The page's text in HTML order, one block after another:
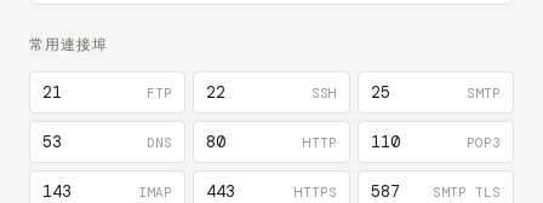
常用連接埠
21 FTP 22 SSH 25 SMTP
53 DNS 80 HTTP 110 POP3
143 IMAP 443 HTTPS 587 SMTP TLS